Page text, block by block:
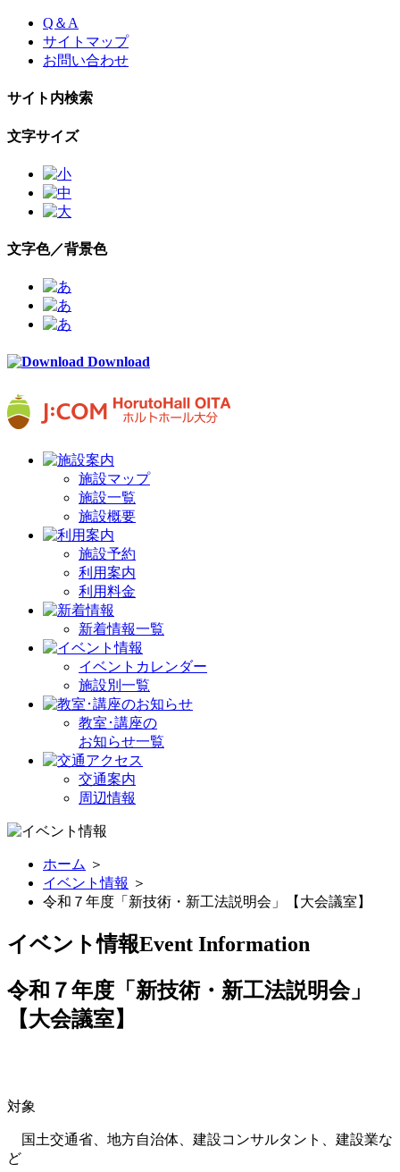
Skip
content
Q＆A
サイトマップ
お問い合わせ
サイト内検索
文字サイズ
文字色／背景色
Download
施設マップ
施設一覧
施設概要
施設予約
利用案内
利用料金
新着情報一覧
イベントカレンダー
施設別一覧
教室･講座の
お知らせ一覧
交通案内
周辺情報
ホーム ＞
イベント情報 ＞
令和７年度「新技術・新工法説明会」【大会議室】
イベント情報Event Information
令和７年度「新技術・新工法説明会」
【大会議室】
対象
国土交通省、地方自治体、建設コンサルタント、建設業な
ど